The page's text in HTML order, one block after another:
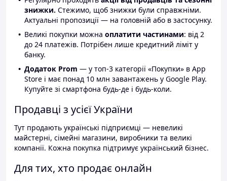
знижки. Стежимо, щоб знижки були справжніми.
Актуальні пропозиції — на головній або в застосунку.
Великі покупки можна оплатити частинами: від 2
до 24 платежів. Потрібен лише кредитний ліміт у
банку.
Додаток Prom — у топ-3 категорії «Покупки» в App
Store і має понад 10 млн завантажень у Google Play.
Купуйте зі смартфона будь-де і будь-коли.
Продавці з усієї України
Тут продають українські підприємці — невеликі
майстерні, сімейні магазини, виробники та великі
компанії. Кожна покупка підтримує український бізнес.
Для тих, хто продає онлайн